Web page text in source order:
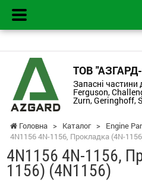
ТОВ
Запасні частини
Ferguson,
Zurn, Geringhoff,
Головна > Каталог > Engine
4N1156 4N-1156, Прокладка (4N-
4N1156 4N-1156,
1156) (4N1156)